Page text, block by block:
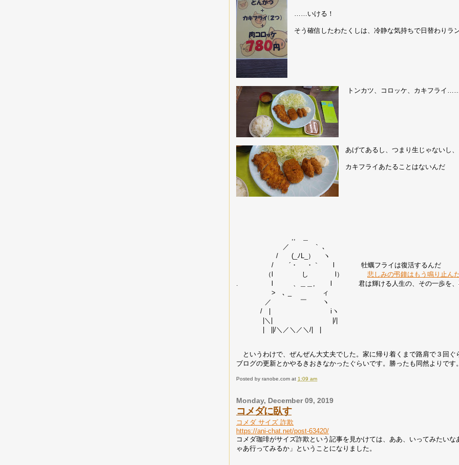
……いける！
そう確信したわたくしは、冷静な気持ちで日替わりラ
トンカツ、コロッケ、カキフライ
あげてあるし、つまり生じゃないし
カキフライあたることはないんだ
,, ＿
／ ｀ ､
/ (_ﾉL_） ヽ
/ ´・ ・｀ l 牡蠣フライは復活するんだ
（l し l）悲しみの弔鐘はもう鳴り止んだ
. l 、＿＿, l 君は輝ける人生の、その一歩を、再び踏
> ､ _ ィ
／ ￣ ヽ
/ | iヽ
|＼| |/|
| ||/＼／＼／＼/| |
というわけで、ぜんぜん大丈夫でした。家に帰り着くまで路肩で３回
ブログの更新とかやるきおきなかったぐらいです。勝ったも同然よりです。
Posted byranobe.com at 1:09 am
Monday, December 09, 2019
コメダに臥す
コメダ サイズ 詐欺
https://ani-chat.net/post-63420/
コメダ珈琲がサイズ詐欺という記事を見かけては、ああ、いってみたい
ゃあ行ってみるか」ということになりました。